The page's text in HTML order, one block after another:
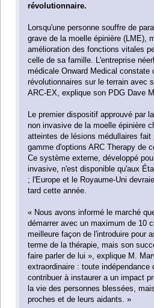
révolutionnaire.
Lorsqu'une personne souffre de
grave de la moelle épinière (LME),
amélioration des fonctions vitales
celle de sa famille. L'entreprise
médicale Onward Medical constate
révolutionnaires sur le terrain avec
ARC-EX, explique son PDG Dave
Le premier dispositif approuvé par
non invasive de la moelle épinière
atteintes de lésions médullaires fait
gamme d'options ARC Therapy de
Ce système externe, développé
invasive, n'est disponible qu'aux
; l'Europe et le Royaume-Uni
tard cette année.
« Nous avons informé le marché
démarrer avec un maximum de 10
meilleure façon de l'introduire pour
terme de la thérapie, mais son
faire parler de lui », explique M.
extraordinaire : toute indépendance
contribuer à instaurer a un impact
la vie des personnes blessées,
proches et de leurs aidants. »